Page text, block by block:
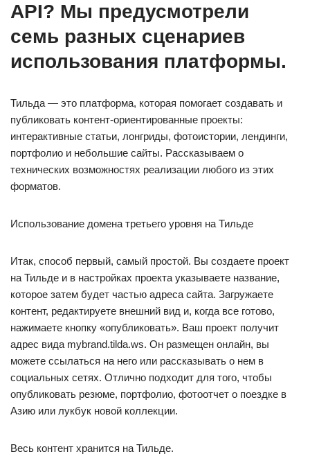
API? Мы предусмотрели
семь разных сценариев
использования платформы.
Тильда — это платформа, которая помогает создавать и
публиковать контент-ориентированные проекты:
интерактивные статьи, лонгриды, фотоистории, лендинги,
портфолио и небольшие сайты. Рассказываем о
технических возможностях реализации любого из этих
форматов.
Использование домена третьего уровня на Тильде
Итак, способ первый, самый простой. Вы создаете проект
на Тильде и в настройках проекта указываете название,
которое затем будет частью адреса сайта. Загружаете
контент, редактируете внешний вид и, когда все готово,
нажимаете кнопку «опубликовать». Ваш проект получит
адрес вида mybrand.tilda.ws. Он размещен онлайн, вы
можете ссылаться на него или рассказывать о нем в
социальных сетях. Отлично подходит для того, чтобы
опубликовать резюме, портфолио, фотоотчет о поездке в
Азию или лукбук новой коллекции.
Весь контент хранится на Тильде.